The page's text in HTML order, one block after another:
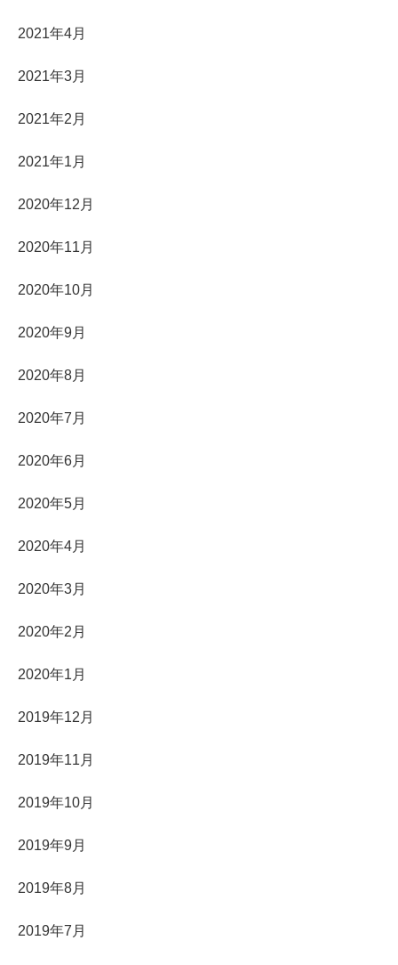
2021年4月
2021年3月
2021年2月
2021年1月
2020年12月
2020年11月
2020年10月
2020年9月
2020年8月
2020年7月
2020年6月
2020年5月
2020年4月
2020年3月
2020年2月
2020年1月
2019年12月
2019年11月
2019年10月
2019年9月
2019年8月
2019年7月